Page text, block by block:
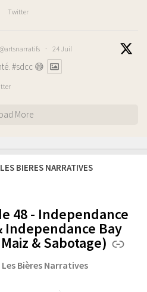
Twitter
@artsnarratifs · 24 Juil
#sdcc 😅
More
BIERES NARRATIVES
48 - Independance
Independance Bay
& Sabotage)
Les Bières Narratives